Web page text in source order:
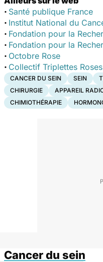
· Santé publique France
· Institut National du
· Fondation pour la
· Fondation pour la
· Octobre Rose
· Collectif Triplettes Roses
CANCER DU SEIN SEIN
CHIRURGIE
APPAREIL
CHIMIOTHÉRAPIE
Cancer du sein